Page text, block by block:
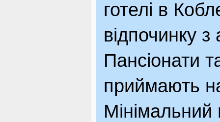
готелі в
відпочинку з
Пансіонати
приймають